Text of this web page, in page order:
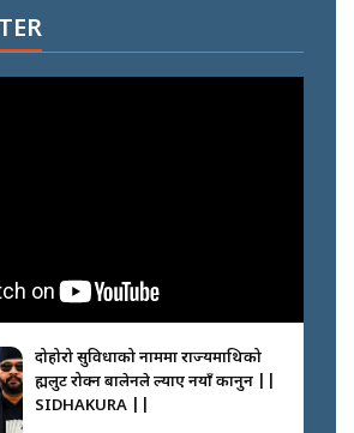
दोहोरो सुविधाको नाममा राज्यमाथिको
ब्रह्मलुट रोक्न बालेनले ल्याए नयाँ कानुन ||
SIDHAKURA ||